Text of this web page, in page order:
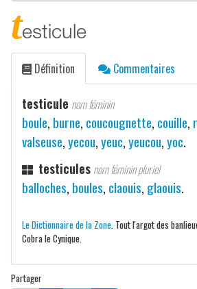
testicule
Définition Commentaires
testicule nom féminin
boule, burne, coucougnette, couille,
valseuse,yecou,yeuc,yeucou,yoc.
testicules nom féminin pluriel
balloches, boules, claouis, glaouis.
Le Dictionnaire de la Zone . Tout l'argot des
Cobra le Cynique.
Partager